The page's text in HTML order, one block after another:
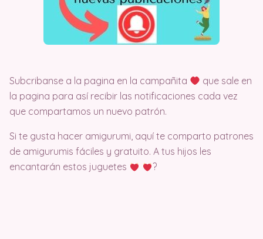
Subcribanse a la pagina en la campañita
que sale en
la pagina para así recibir las notificaciones cada vez
que compartamos un nuevo patrón.
Si te gusta hacer amigurumi, aquí te comparto patrones
de amigurumis fáciles y gratuito. A tus hijos les
encantarán estos juguetes
?